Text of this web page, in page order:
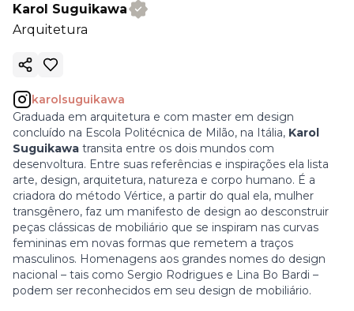
Karol Suguikawa
Arquitetura
Copy ink
karolsuguikawa
Graduada em arquitetura e com master em design
concluído na Escola Politécnica de Milão, na Itália, Karol
Suguikawa transita entre os dois mundos com
desenvoltura. Entre suas referências e inspirações ela lista
arte, design, arquitetura, natureza e corpo humano. É a
criadora do método Vértice, a partir do qual ela, mulher
transgênero, faz um manifesto de design ao desconstruir
peças clássicas de mobiliário que se inspiram nas curvas
femininas em novas formas que remetem a traços
masculinos. Homenagens aos grandes nomes do design
nacional – tais como Sergio Rodrigues e Lina Bo Bardi –
podem ser reconhecidos em seu design de mobiliário.